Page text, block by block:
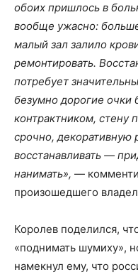
обоих пришлось в
вообще ужасно:
малый зал залило
ремонтировать.
потребует
безумно дорогие очки
контрактником, стену
срочно, декоративную
восстанавливать —
нанимать», —
произошедшего
Королев поделился,
«поднимать шумиху»,
намекнул ему, что